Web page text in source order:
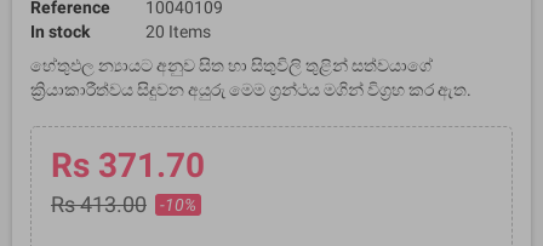
Reference
10040109
In stock
20 Items
හේතුඵල න්‍යායට අනුව සිත හා සිතුවිලි තුළින් සත්වයාගේ
ක්‍රියාකාරීත්වය සිදුවන අයුරු මෙම ග්‍රන්ථය මගින් විග්‍රහ කර ඇත.
Rs 371.70
Rs 413.00 -10%